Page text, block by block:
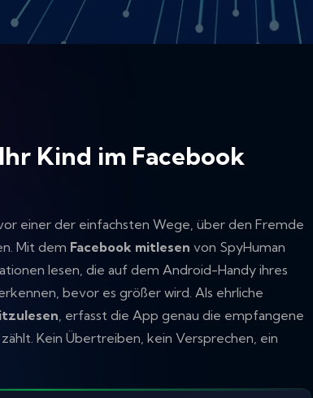
Kind im Facebook
einer der einfachsten Wege, über den Fremde
Mit dem Facebook mitlesen von SpyHuman
lesen, die auf dem Android-Handy ihres
bevor es größer wird. Als ehrliche
, erfasst die App genau die empfangene
Kein Übertreiben, kein Versprechen, ein